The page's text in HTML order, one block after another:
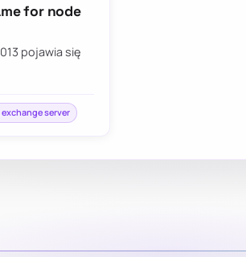
for node
pojawia się
server